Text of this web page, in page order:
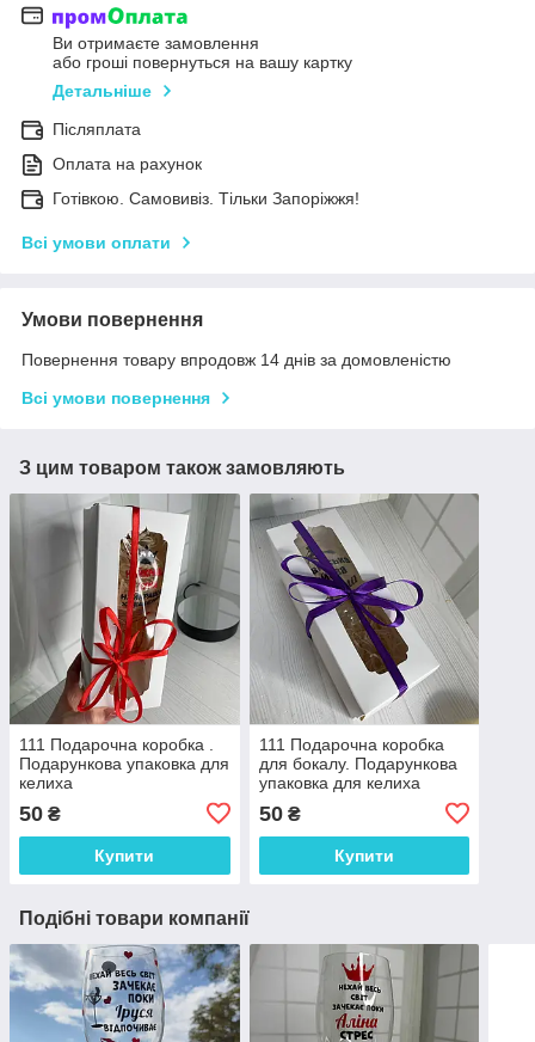
Ви отримаєте замовлення
або гроші повернуться на вашу картку
Детальніше
Післяплата
Оплата на рахунок
Готівкою. Самовивіз. Тільки Запоріжжя!
Всі умови оплати
Умови повернення
Повернення товару впродовж 14 днів за домовленістю
Всі умови повернення
З цим товаром також замовляють
111 Подарочна коробка .
Подарункова упаковка для
келиха
50 ₴
Купити
111 Подарочна коробка
для бокалу. Подарункова
упаковка для келиха
50₴
Купити
Подібні товари компанії